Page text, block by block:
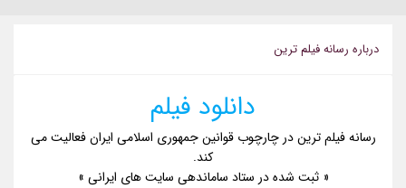
درباره رسانه فيلم ترين
دانلود فیلم
رسانه فیلم ترین در چارچوب قوانین جمهوری اسلامی ایران فعالیت می
کند.
« ثبت شده در ستاد ساماندهی سایت های ایرانی »